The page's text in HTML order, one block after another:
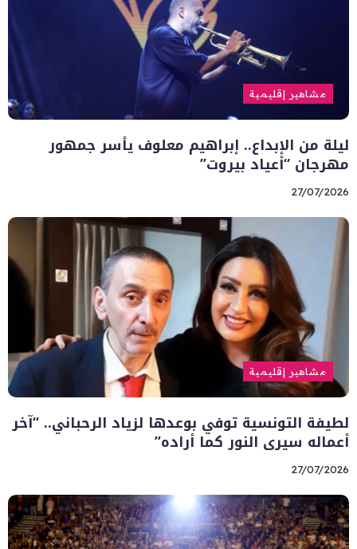
مشاهير إقليمية
ليلة من الإبداع.. إبراهيم معلوف يأسر جمهور
مهرجان “أعياد بيروت”
27/07/2026
مشاهير إقليمية
لطيفة التونسية توفي بوعدها لزياد الرحباني.. “آخر
أعماله سيرى النور كما أراده”
27/07/2026